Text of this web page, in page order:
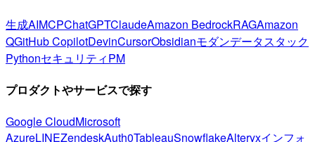
生成AIMCPChatGPTClaudeAmazon BedrockRAGAmazon
QGitHub CopilotDevinCursorObsidianモダンデータスタック
PythonセキュリティPM
プロダクトやサービスで探す
Google CloudMicrosoft
AzureLINEZendeskAuth0TableauSnowflakeAlteryxインフォ